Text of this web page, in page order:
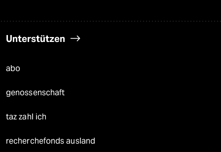
Unterstützen
abo
genossenschaft
taz zahl ich
recherchefonds ausland